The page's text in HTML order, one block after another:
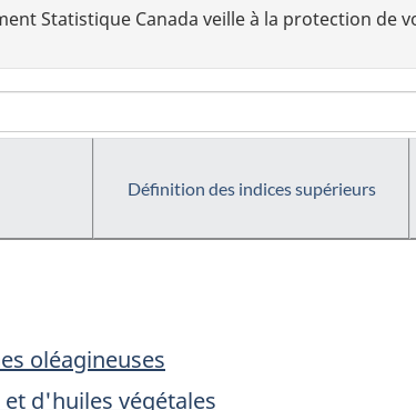
Statistique Canada veille à la protection de
Définition des indices supérieurs
oléagineuses
d'huiles végétales